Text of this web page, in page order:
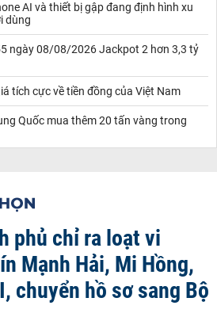
AI và thiết bị gập đang định hình xu
dùng
ngày 08/08/2026 Jackpot 2 hơn 3,3 tỷ
tích cực về tiền đồng của Việt Nam
Quốc mua thêm 20 tấn vàng trong
phủ chỉ ra loạt vi
Mạnh Hải, Mi Hồng,
chuyển hồ sơ sang Bộ